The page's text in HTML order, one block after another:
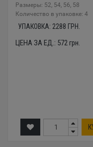
Размеры: 52, 54, 56, 58
Количество в упаковке: 4
УПАКОВКА: 2288 ГРН.
ЦЕНА ЗА ЕД.: 572грн.